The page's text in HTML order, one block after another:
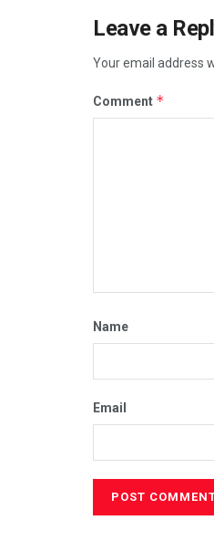
Leave a
Your email address
Comment *
Name
Email